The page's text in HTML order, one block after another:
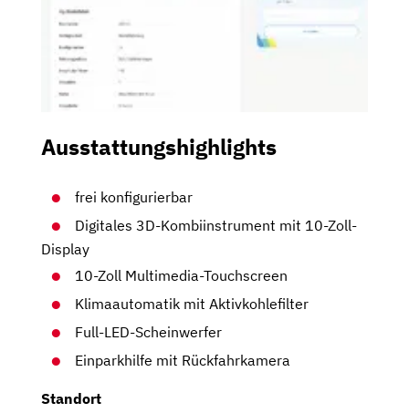
Ausstattungshighlights
frei konfigurierbar
Digitales 3D-Kombiinstrument mit 10-Zoll-
Display
10-Zoll Multimedia-Touchscreen
Klimaautomatik mit Aktivkohlefilter
Full-LED-Scheinwerfer
Einparkhilfe mit Rückfahrkamera
Standort